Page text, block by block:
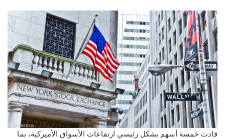
قادت خمسة أسهم بشكل رئيسي ارتفاعات الأسواق الأميركية، بما